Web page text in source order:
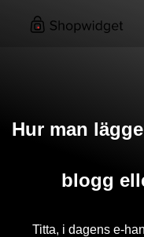
Hur man
blogg
Titta, i dagens e-